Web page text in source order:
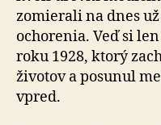
zomierali na dnes
ochorenia. Veď si
roku 1928, ktorý
životov a posunul
vpred.